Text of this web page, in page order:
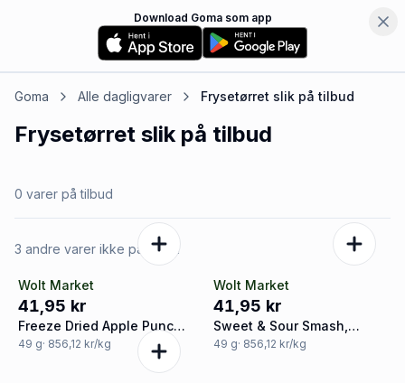
Download Goma som app
Goma Alle dagligvarer Frysetørret slik på tilbud
Frysetørret slik på tilbud
0 varer på tilbud
3 andre varer ikke på tilbud
Wolt Market
41,95 kr
Freeze Dried Apple Punch,
Slikbilen
49 g· 856,12 kr/kg
Wolt Market
41,95 kr
Sweet & Sour Smash,
Slikbilen
49 g· 856,12 kr/kg